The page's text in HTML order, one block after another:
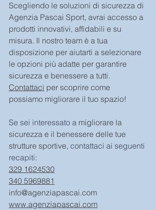
Scegliendo le soluzioni di sicurezza di
Agenzia Pascai Sport, avrai accesso a
prodotti innovativi, affidabili e su
misura. Il nostro team è a tua
disposizione per aiutarti a selezionare
le opzioni più adatte per garantire
sicurezza e benessere a tutti.
Contattaci per scoprire come
possiamo migliorare il tuo spazio!
Se sei interessato a migliorare la
sicurezza e il benessere delle tue
strutture sportive, contattaci ai seguenti
recapiti:
329 1624530
340 5969881
info@agenziapascai.com
www.agenziapascai.com